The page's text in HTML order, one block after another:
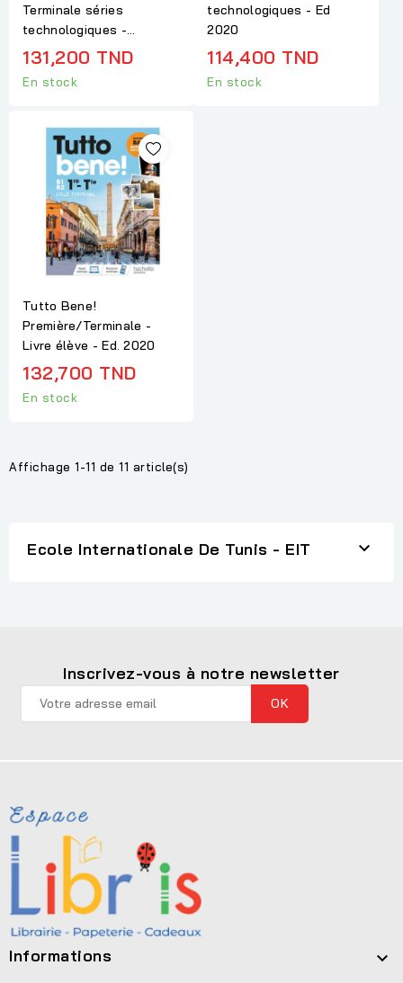
Terminale séries
technologiques -...
131,200 TND
En stock
technologiques - Ed
2020
114,400 TND
En stock
Tutto Bene!
Première/Terminale -
Livre élève - Ed. 2020
132,700 TND
En stock
Affichage 1-11 de 11 article(s)
Ecole Internationale De Tunis - EIT 
Inscrivez-vous à notre newsletter
Informations 